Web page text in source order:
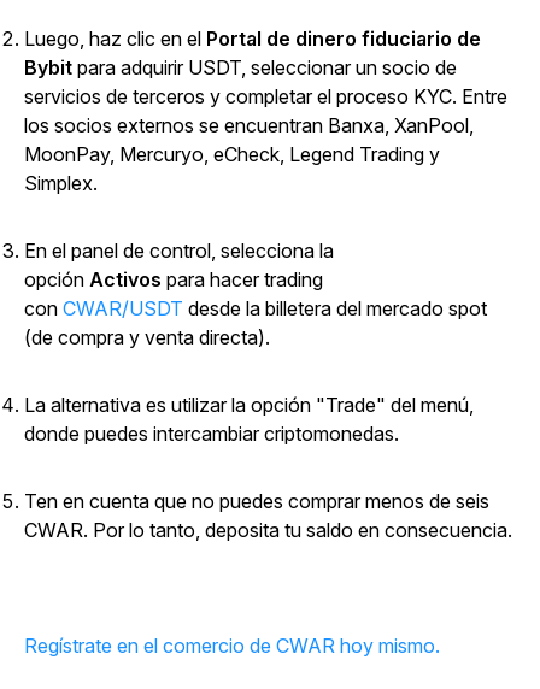
Luego, haz clic en el Portal de dinero fiduciario de
Bybit para adquirir USDT, seleccionar un socio de
servicios de terceros y completar el proceso KYC. Entre
los socios externos se encuentran Banxa, XanPool,
MoonPay, Mercuryo, eCheck, Legend Trading y
Simplex.
En el panel de control, selecciona la
opción Activos para hacer trading
con CWAR/USDT desde la billetera del mercado spot
(de compra y venta directa).
La alternativa es utilizar la opción "Trade" del menú,
donde puedes intercambiar criptomonedas.
Ten en cuenta que no puedes comprar menos de seis
CWAR. Por lo tanto, deposita tu saldo en consecuencia.
Regístrate en el comercio de CWAR hoy mismo.